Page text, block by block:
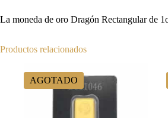
La moneda de oro Dragón Rectangular de
Productos relacionados
AGOTADO